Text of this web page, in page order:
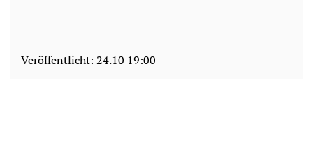
Veröffentlicht: 24.10 19:00